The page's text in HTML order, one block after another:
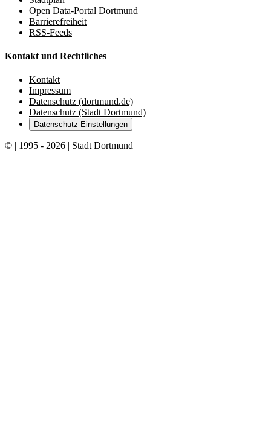
Open Data-Portal Dortmund
Barrierefreiheit
RSS-Feeds
Kontakt und Rechtliches
Kontakt
Impressum
Datenschutz (dortmund.de)
Datenschutz (Stadt Dortmund)
Datenschutz-Einstellungen
© | 1995 - 2026 | Stadt Dortmund